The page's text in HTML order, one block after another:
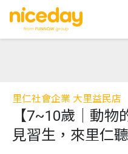
里仁社會企業 大里益民店
【7~10歲｜動
見習生，來里仁